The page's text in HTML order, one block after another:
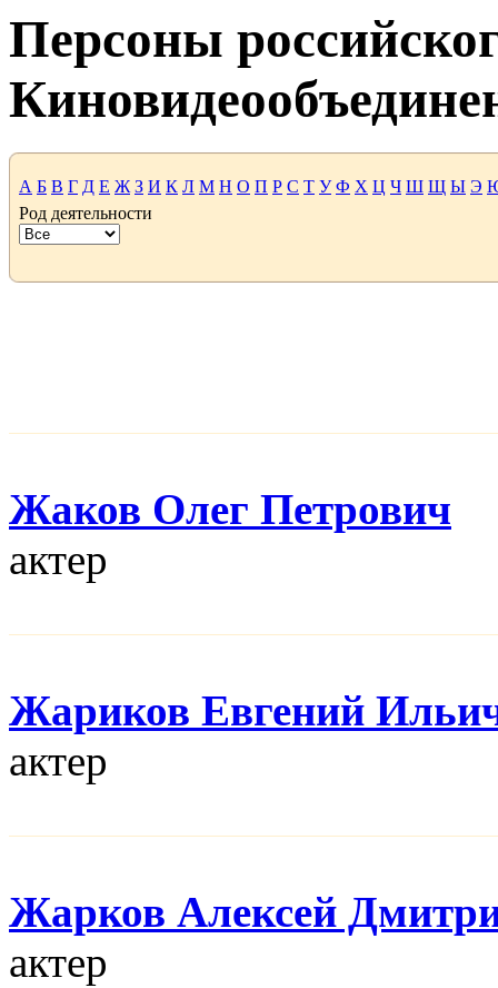
Персоны
А Б В Г Д Е Ж З И К Л М Н О П Р С Т У Ф Х Ц Ч Ш Щ Ы Э
Род деятельности
Жаков Олег Петрович
актер
Жариков Евгений
актер
Жарков Алексей
актер